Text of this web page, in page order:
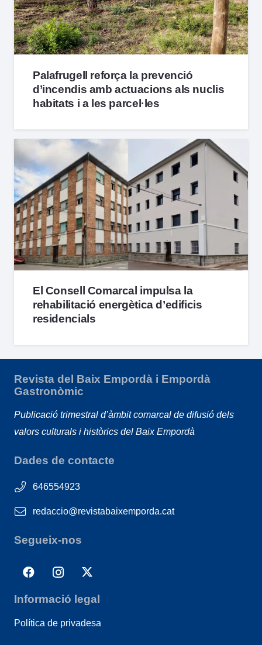
Palafrugell reforça la prevenció
d’incendis amb actuacions als nuclis
habitats i a les parcel·les
El Consell Comarcal impulsa la
rehabilitació energètica d’edificis
residencials
Revista del Baix Empordà i Empordà
Gastronòmic
Publicació trimestral d’àmbit comarcal de difusió dels
valors culturals i històrics del Baix Empordà
Dades de contacte
646554923
redaccio@revistabaixemporda.cat
Segueix-nos
Informació legal
Política de privadesa